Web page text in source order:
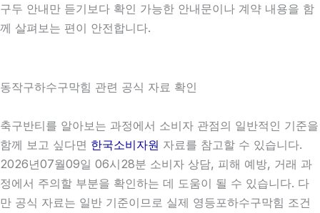
구두 안내만 듣기보다 확인 가능한 안내문이나 계약 내용을 함
께 살펴보는 편이 안전합니다.
동작구하수구막힘 관련 공식 자료 확인
축구반티를 알아보는 과정에서 소비자 관점의 일반적인 기준을
함께 보고 싶다면 한국소비자원 자료를 참고할 수 있습니다.
2026년07월09일 06시28분 소비자 상담, 피해 예방, 거래 과
정에서 주의할 부분을 확인하는 데 도움이 될 수 있습니다. 다
만 공식 자료는 일반 기준이므로 실제 영등포하수구막힘 조건